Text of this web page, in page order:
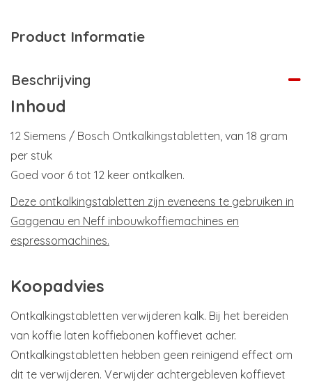
Product Informatie
Beschrijving
Inhoud
12 Siemens / Bosch Ontkalkingstabletten, van 18 gram
per stuk
Goed voor 6 tot 12 keer ontkalken.
Deze ontkalkingstabletten zijn eveneens te gebruiken in
Gaggenau en Neff inbouwkoffiemachines en
espressomachines.
Koopadvies
Ontkalkingstabletten verwijderen kalk. Bij het bereiden
van koffie laten koffiebonen koffievet acher.
Ontkalkingstabletten hebben geen reinigend effect om
dit te verwijderen. Verwijder achtergebleven koffievet